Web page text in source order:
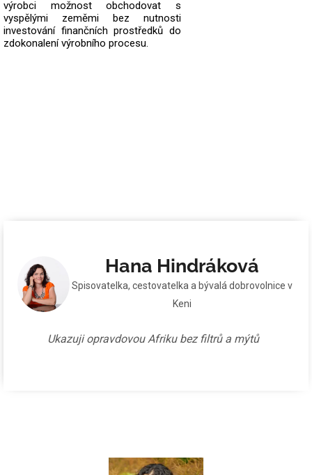
výrobci možnost obchodovat s
vyspělými zeměmi bez nutnosti
investování finančních prostředků do
zdokonalení výrobního procesu.
Hana Hindráková
Spisovatelka, cestovatelka a bývalá dobrovolnice v
Keni
Ukazuji opravdovou Afriku bez filtrů a mýtů